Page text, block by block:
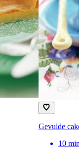
Gevulde
10 min